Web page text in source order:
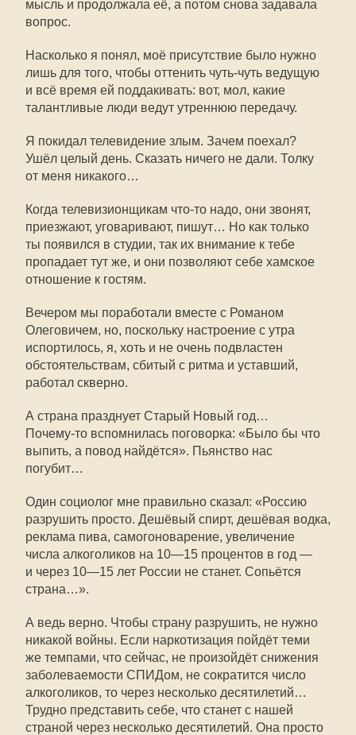
мысль и продолжала её, а потом снова задавала
вопрос.
Насколько я понял, моё присутствие было нужно
лишь для того, чтобы оттенить чуть-чуть ведущую
и всё время ей поддакивать: вот, мол, какие
талантливые люди ведут утреннюю передачу.
Я покидал телевидение злым. Зачем поехал?
Ушёл целый день. Сказать ничего не дали. Толку
от меня никакого…
Когда телевизионщикам что-то надо, они звонят,
приезжают, уговаривают, пишут… Но как только
ты появился в студии, так их внимание к тебе
пропадает тут же, и они позволяют себе хамское
отношение к гостям.
Вечером мы поработали вместе с Романом
Олеговичем, но, поскольку настроение с утра
испортилось, я, хоть и не очень подвластен
обстоятельствам, сбитый с ритма и уставший,
работал скверно.
А страна празднует Старый Новый год…
Почему-то вспомнилась поговорка: «Было бы что
выпить, а повод найдётся». Пьянство нас
погубит…
Один социолог мне правильно сказал: «Россию
разрушить просто. Дешёвый спирт, дешёвая водка,
реклама пива, самогоноварение, увеличение
числа алкоголиков на 10—15 процентов в год —
и через 10—15 лет России не станет. Сопьётся
страна…».
А ведь верно. Чтобы страну разрушить, не нужно
никакой войны. Если наркотизация пойдёт теми
же темпами, что сейчас, не произойдёт снижения
заболеваемости СПИДом, не сократится число
алкоголиков, то через несколько десятилетий…
Трудно представить себе, что станет с нашей
страной через несколько десятилетий. Она просто